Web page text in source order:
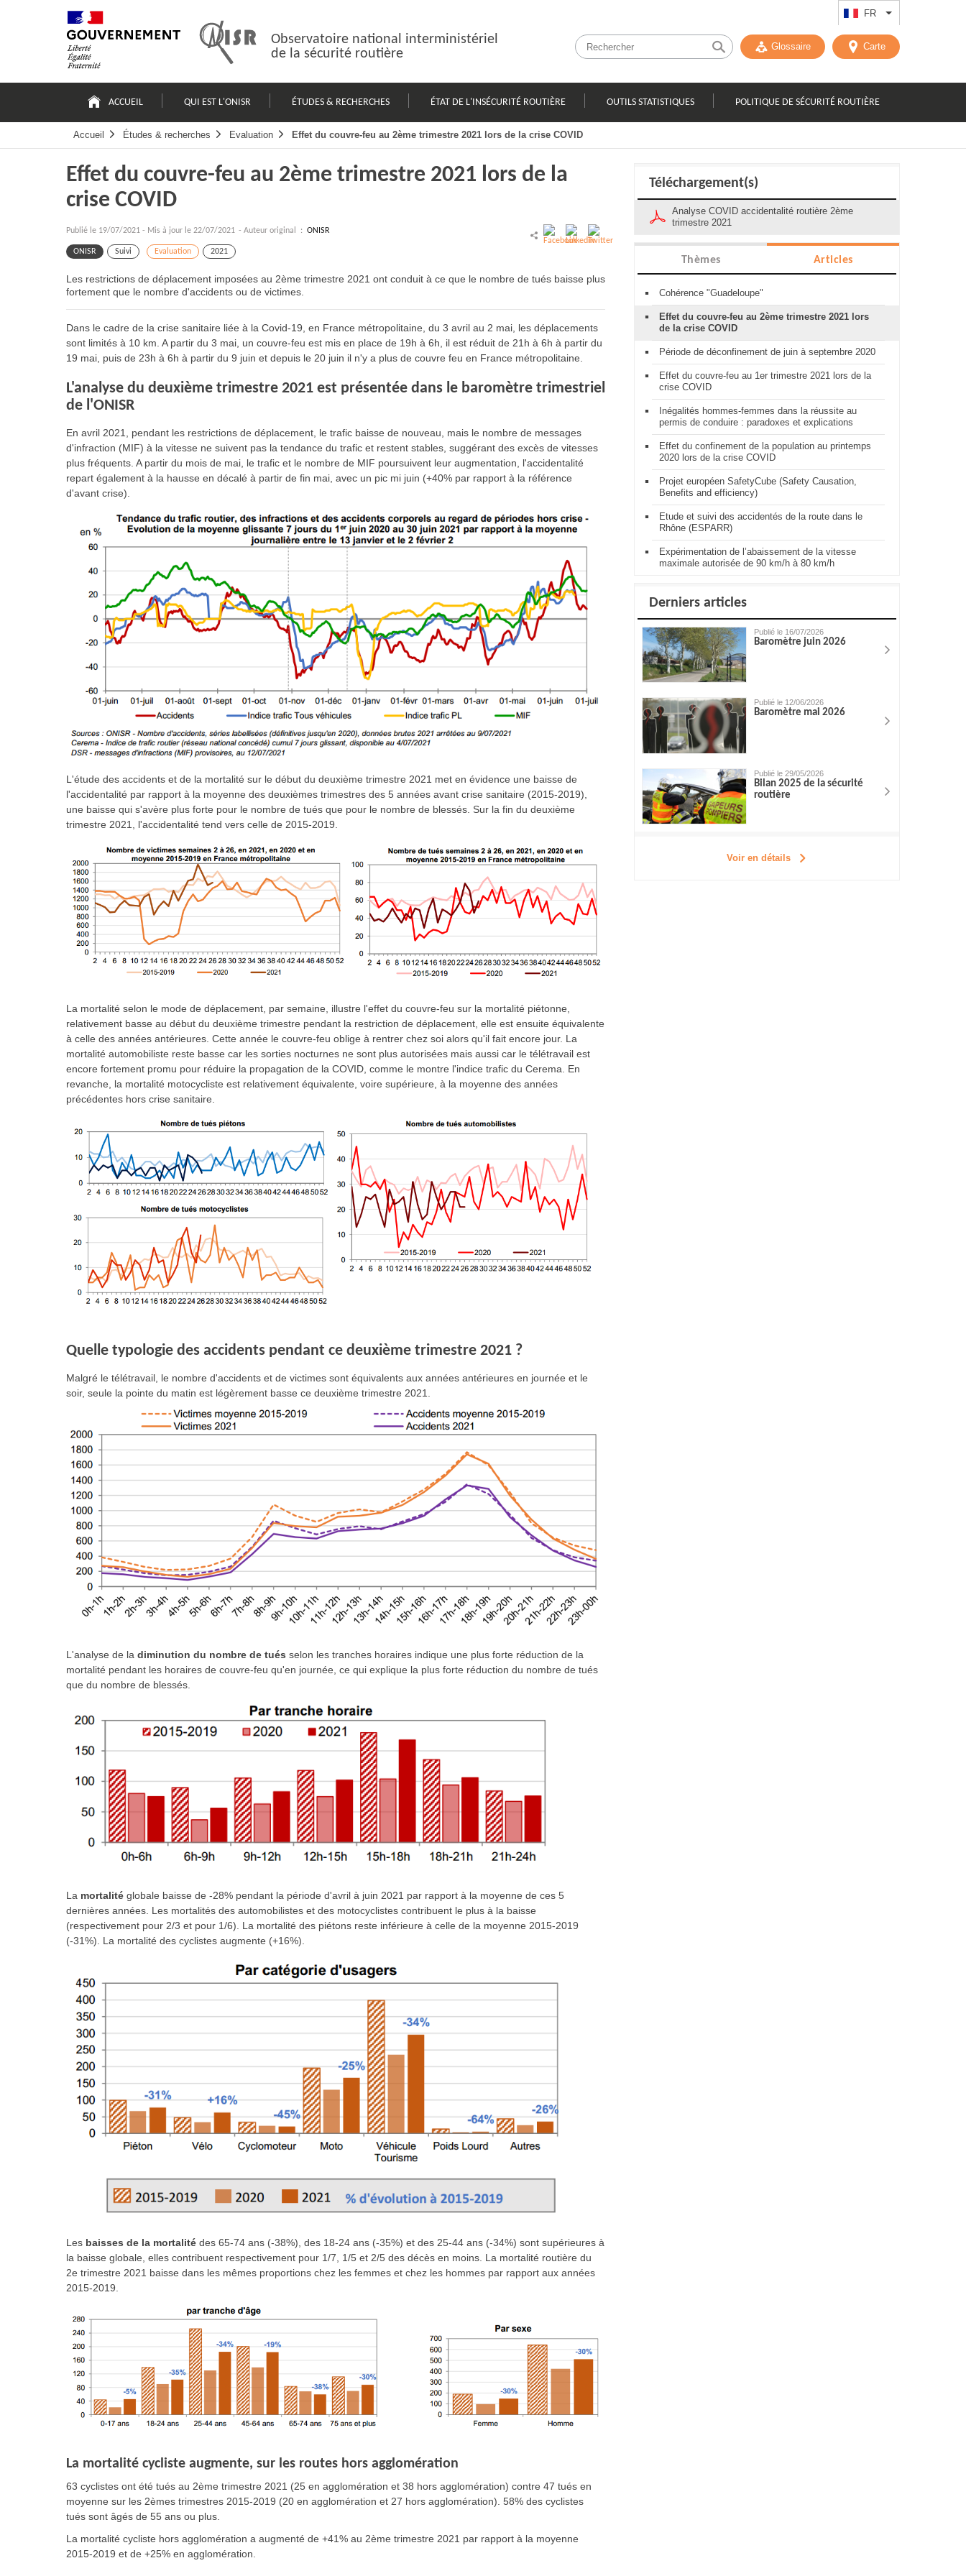
FR Lister les actions
Observatoire national interministériel
de la sécurité routière
Glossaire Carte
principale
ACCUEIL QUI EST L'ONISR ÉTUDES & RECHERCHES ÉTAT DE L'INSÉCURITÉ ROUTIÈRE OUTILS STATISTIQUES POLITIQUE DE SÉCURITÉ ROUTIÈRE
Accueil Études & recherches Evaluation Effet du couvre-feu au 2ème trimestre 2021 lors de la crise COVID
Effet du couvre-feu au 2ème trimestre 2021 lors de la
crise COVID
Publié le 19/07/2021 - Mis à jour le 22/07/2021 - Auteur original : ONISR
ONISR Suivi Evaluation 2021
Les restrictions de déplacement imposées au 2ème trimestre 2021 ont conduit à ce que le nombre de tués baisse plus
fortement que le nombre d'accidents ou de victimes
Dans le cadre de la crise sanitaire liée à la Covid-19, en France métropolitaine, du 3 avril au 2 mai, les déplacements
sont limités à 10 km. A partir du 3 mai, un couvre-feu est mis en place de 19h à 6h, il est réduit de 21h à 6h à partir du
19 mai, puis de 23h à 6h à partir du 9 juin et depuis le 20 juin il n'y a plus de couvre feu en France métropolitaine.
L'analyse du deuxième trimestre 2021 est présentée dans le baromètre trimestriel
de l'ONISR
En avril 2021, pendant les restrictions de déplacement, le trafic baisse de nouveau, mais le nombre de messages
d'infraction (MIF) à la vitesse ne suivent pas la tendance du trafic et restent stables, suggérant des excès de vitesses
plus fréquents. A partir du mois de mai, le trafic et le nombre de MIF poursuivent leur augmentation, l'accidentalité
repart également à la hausse en décalé à partir de fin mai, avec un pic mi juin (+40% par rapport à la référence
d'avant crise).
L'étude des accidents et de la mortalité sur le début du deuxième trimestre 2021 met en évidence une baisse de
l'accidentalité par rapport à la moyenne des deuxièmes trimestres des 5 années avant crise sanitaire (2015-2019),
une baisse qui s'avère plus forte pour le nombre de tués que pour le nombre de blessés. Sur la fin du deuxième
trimestre 2021, l'accidentalité tend vers celle de 2015-2019.
La mortalité selon le mode de déplacement, par semaine, illustre l'effet du couvre-feu sur la mortalité piétonne,
relativement basse au début du deuxième trimestre pendant la restriction de déplacement, elle est ensuite équivalente
à celle des années antérieures. Cette année le couvre-feu oblige à rentrer chez soi alors qu'il fait encore jour. La
mortalité automobiliste reste basse car les sorties nocturnes ne sont plus autorisées mais aussi car le télétravail est
encore fortement promu pour réduire la propagation de la COVID, comme le montre l'indice trafic du Cerema. En
revanche, la mortalité motocycliste est relativement équivalente, voire supérieure, à la moyenne des années
précédentes hors crise sanitaire.
Quelle typologie des accidents pendant ce deuxième trimestre 2021 ?
Malgré le télétravail, le nombre d'accidents et de victimes sont équivalents aux années antérieures en journée et le
soir, seule la pointe du matin est légèrement basse ce deuxième trimestre 2021.
L'analyse de la diminution du nombre de tués selon les tranches horaires indique une plus forte réduction de la
mortalité pendant les horaires de couvre-feu qu'en journée, ce qui explique la plus forte réduction du nombre de tués
que du nombre de blessés.
La mortalité globale baisse de -28% pendant la période d'avril à juin 2021 par rapport à la moyenne de ces 5
dernières années. Les mortalités des automobilistes et des motocyclistes contribuent le plus à la baisse
(respectivement pour 2/3 et pour 1/6). La mortalité des piétons reste inférieure à celle de la moyenne 2015-2019
(-31%). La mortalité des cyclistes augmente (+16%).
Les baisses de la mortalité des 65-74 ans (-38%), des 18-24 ans (-35%) et des 25-44 ans (-34%) sont supérieures à
la baisse globale, elles contribuent respectivement pour 1/7, 1/5 et 2/5 des décès en moins. La mortalité routière du
2e trimestre 2021 baisse dans les mêmes proportions chez les femmes et chez les hommes par rapport aux années
2015-2019.
La mortalité cycliste augmente, sur les routes hors agglomération
63 cyclistes ont été tués au 2ème trimestre 2021 (25 en agglomération et 38 hors agglomération) contre 47 tués en
moyenne sur les 2èmes trimestres 2015-2019 (20 en agglomération et 27 hors agglomération). 58% des cyclistes
tués sont âgés de 55 ans ou plus.
La mortalité cycliste hors agglomération a augmenté de +41% au 2ème trimestre 2021 par rapport à la moyenne
2015-2019 et de +25% en agglomération.
Téléchargement(s)
Analyse COVID accidentalité routière 2ème
trimestre 2021
Thèmes Articles
Cohérence "Guadeloupe"
Effet du couvre-feu au 2ème trimestre 2021 lors
de la crise COVID
Période de déconfinement de juin à septembre 2020
Effet du couvre-feu au 1er trimestre 2021 lors de la
crise COVID
Inégalités hommes-femmes dans la réussite au
permis de conduire : paradoxes et explications
Effet du confinement de la population au printemps
2020 lors de la crise COVID
Projet européen SafetyCube (Safety Causation,
Benefits and efficiency)
Etude et suivi des accidentés de la route dans le
Rhône (ESPARR)
Expérimentation de l’abaissement de la vitesse
maximale autorisée de 90 km/h à 80 km/h
Derniers articles
Publié le 16/07/2026
Baromètre juin 2026
Publié le 12/06/2026
Baromètre mai 2026
Publié le 29/05/2026
Bilan 2025 de la sécurité
routière
Voir en détails